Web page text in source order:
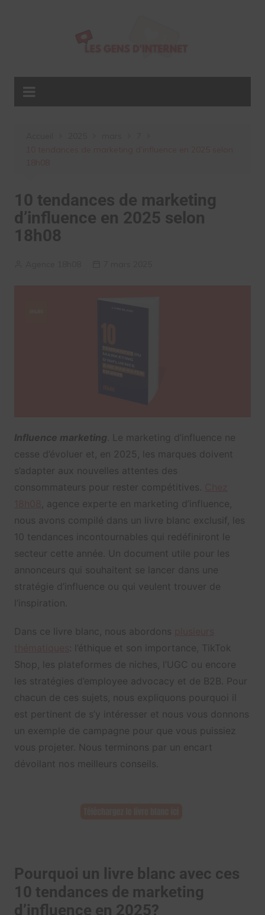
10 tendances de marketing
d’influence en 2025 selon
18h08
Influence marketing . Le marketing d’influence ne
cesse d’évoluer et, en 2025, les marques doivent
s’adapter aux nouvelles attentes des
consommateurs pour rester compétitives.
, agence experte en marketing d’influence,
nous avons compilé dans un livre blanc exclusif, les
10 tendances incontournables qui redéfiniront le
secteur cette année. Un document utile pour les
annonceurs qui souhaitent se lancer dans une
stratégie d’influence ou qui veulent trouver de
l’inspiration.
Dans ce livre blanc, nous abordons
: l’éthique et son importance, TikTok
Shop, les plateformes de niches, l’UGC ou encore
les stratégies d’employee advocacy et de B2B. Pour
chacun de ces sujets, nous expliquons pourquoi il
est pertinent de s’y intéresser et nous vous donnons
un exemple de campagne pour que vous puissiez
vous projeter. Nous terminons par un encart
dévoilant nos meilleurs conseils.
Pourquoi un livre blanc avec ces
10 tendances de marketing
d’influence en 2025?